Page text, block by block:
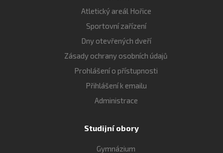
Atletický areál Hořice
Sportovní zařízení
Dny otevřených dveří
Zásady ochrany osobních údajů
Prohlášení o přístupnosti
Přihlášení k emailu
Administrace
Studijní obory
Gymnázium